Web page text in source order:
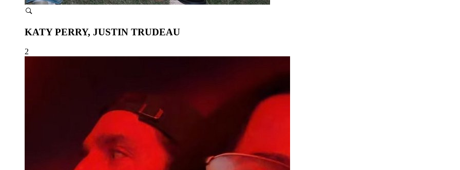
KATY PERRY, JUSTIN TRUDEAU
2